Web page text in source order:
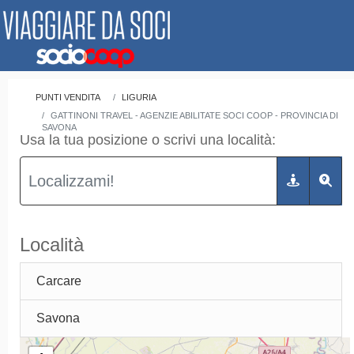
PUNTI VENDITA
LIGURIA
GATTINONI TRAVEL - AGENZIE ABILITATE SOCI COOP - PROVINCIA DI
SAVONA
Usa la tua posizione o scrivi una località:
Località
Carcare
Savona